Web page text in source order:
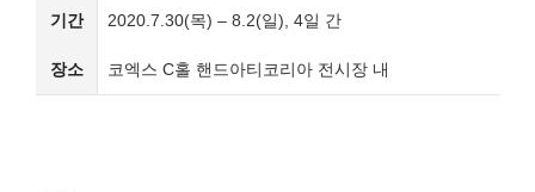
기간 2020.7.30(목) – 8.2(일), 4일 간
장소 코엑스 C홀 핸드아티코리아 전시장 내